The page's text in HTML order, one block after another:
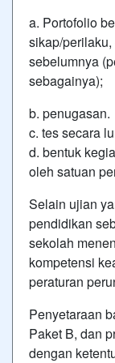
a. Portofolio
sikap/
sebelumnya
sebagainya);
b. penugasan.
c. tes secara
d. bentuk
oleh satuan
Selain ujian
pendidikan
sekolah
kompetensi
peraturan
Penyetaraan
Paket B, dan
dengan